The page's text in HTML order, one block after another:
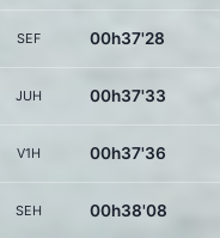
SEF 00h37'28
JUH 00h37'33
V1H 00h37'36
SEH 00h38'08